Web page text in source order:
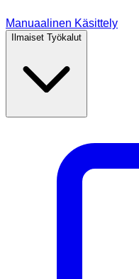
Manuaalinen Käsittely
Ilmaiset Työkalut